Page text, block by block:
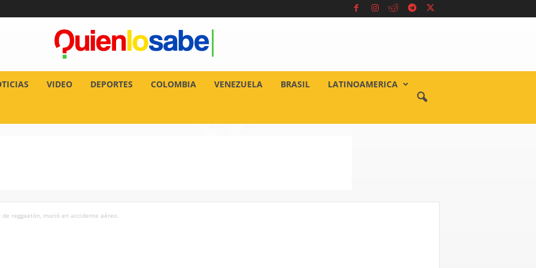
VIDEO DEPORTES COLOMBIA VENEZUELA BRASIL LATINOAMERICA
de reggaetón, murió en accidente aéreo.